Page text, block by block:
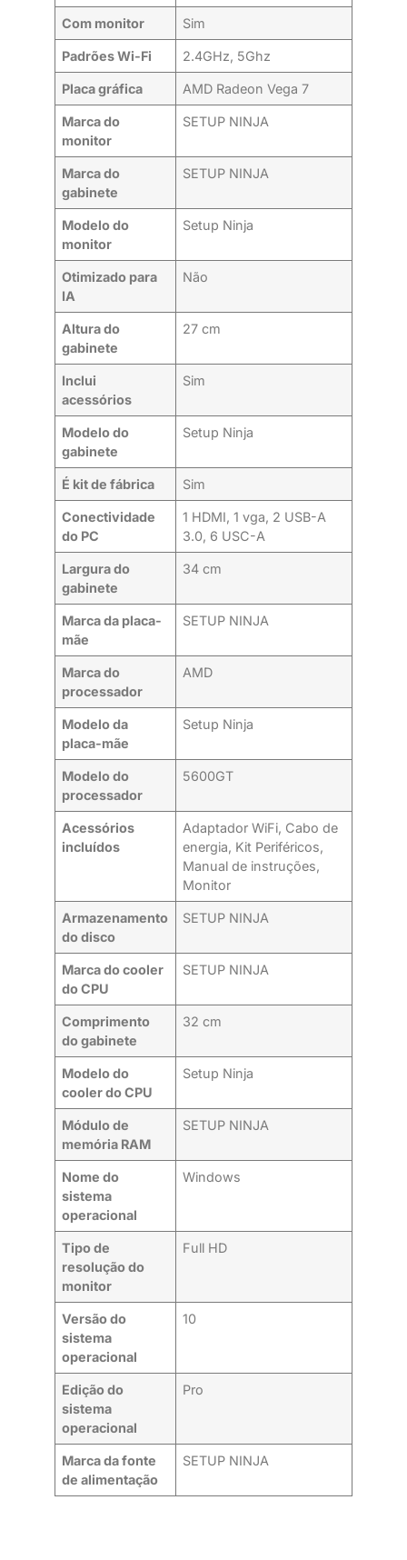
Com monitor Sim
Padrões Wi-Fi 2.4GHz, 5Ghz
Placa gráfica AMD Radeon Vega 7
Marca do
monitor
SETUP NINJA
Marca do
gabinete
SETUP NINJA
Modelo do
monitor
Setup Ninja
Otimizado para
IA
Não
Altura do
gabinete
27 cm
Inclui
acessórios
Sim
Modelo do
gabinete
Setup Ninja
É kit de fábrica Sim
Conectividade
do PC
1 HDMI, 1 vga, 2 USB-A
3.0, 6 USC-A
Largura do
gabinete
34 cm
Marca da placa-
mãe
SETUP NINJA
Marca do
processador
AMD
Modelo da
placa-mãe
Setup Ninja
Modelo do
processador
5600GT
Acessórios
incluídos
Adaptador WiFi, Cabo de
energia, Kit Periféricos,
Manual de instruções,
Monitor
Armazenamento
do disco
SETUP NINJA
Marca do cooler
do CPU
SETUP NINJA
Comprimento
do gabinete
32 cm
Modelo do
cooler do CPU
Setup Ninja
Módulo de
memória RAM
SETUP NINJA
Nome do
sistema
operacional
Windows
Tipo de
resolução do
monitor
Full HD
Versão do
sistema
operacional
10
Edição do
sistema
operacional
Pro
Marca da fonte
de alimentação
SETUP NINJA